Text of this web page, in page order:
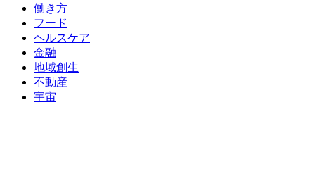
働き方
フード
ヘルスケア
金融
地域創生
不動産
宇宙